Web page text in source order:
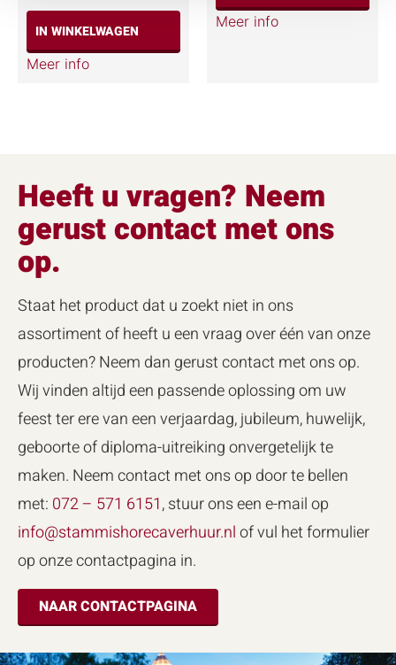
IN WINKELWAGEN
Meer info
Meer info
Heeft u vragen? Neem
gerust contact met ons
op.
Staat het product dat u zoekt niet in ons
assortiment of heeft u een vraag over één van onze
producten? Neem dan gerust contact met ons op.
Wij vinden altijd een passende oplossing om uw
feest ter ere van een verjaardag, jubileum, huwelijk,
geboorte of diploma-uitreiking onvergetelijk te
maken. Neem contact met ons op door te bellen
met: 072 – 571 6151, stuur ons een e-mail op
info@stammishorecaverhuur.nlof vul het formulier
op onze contactpagina in.
NAAR CONTACTPAGINA